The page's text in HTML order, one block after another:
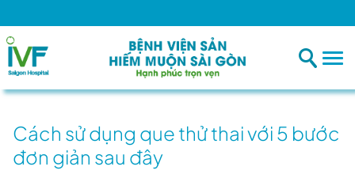
Cách sử dụng que thử thai với 5 bước
đơn giản sau đây